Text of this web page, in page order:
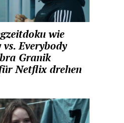
wie
vs. Everybody
Granik
Netflix drehen